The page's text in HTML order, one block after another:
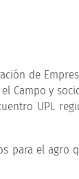
de
Campo y
UPL
para el agro